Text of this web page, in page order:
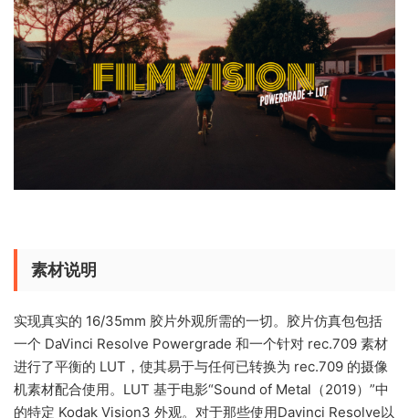
素材说明
实现真实的 16/35mm 胶片外观所需的一切。胶片仿真包包括
一个 DaVinci Resolve Powergrade 和一个针对 rec.709 素材
进行了平衡的 LUT，使其易于与任何已转换为 rec.709 的摄像
机素材配合使用。LUT 基于电影“Sound of Metal（2019）”中
的特定 Kodak Vision3 外观。对于那些使用Davinci Resolve以